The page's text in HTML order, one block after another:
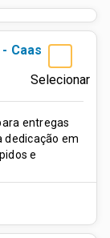
Selecionar
Caas
entregas
dedicação em
e